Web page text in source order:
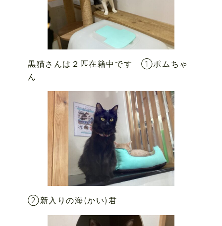
黒猫さんは２匹在籍中です ①ポムちゃ
ん
②新入りの海(かい)君